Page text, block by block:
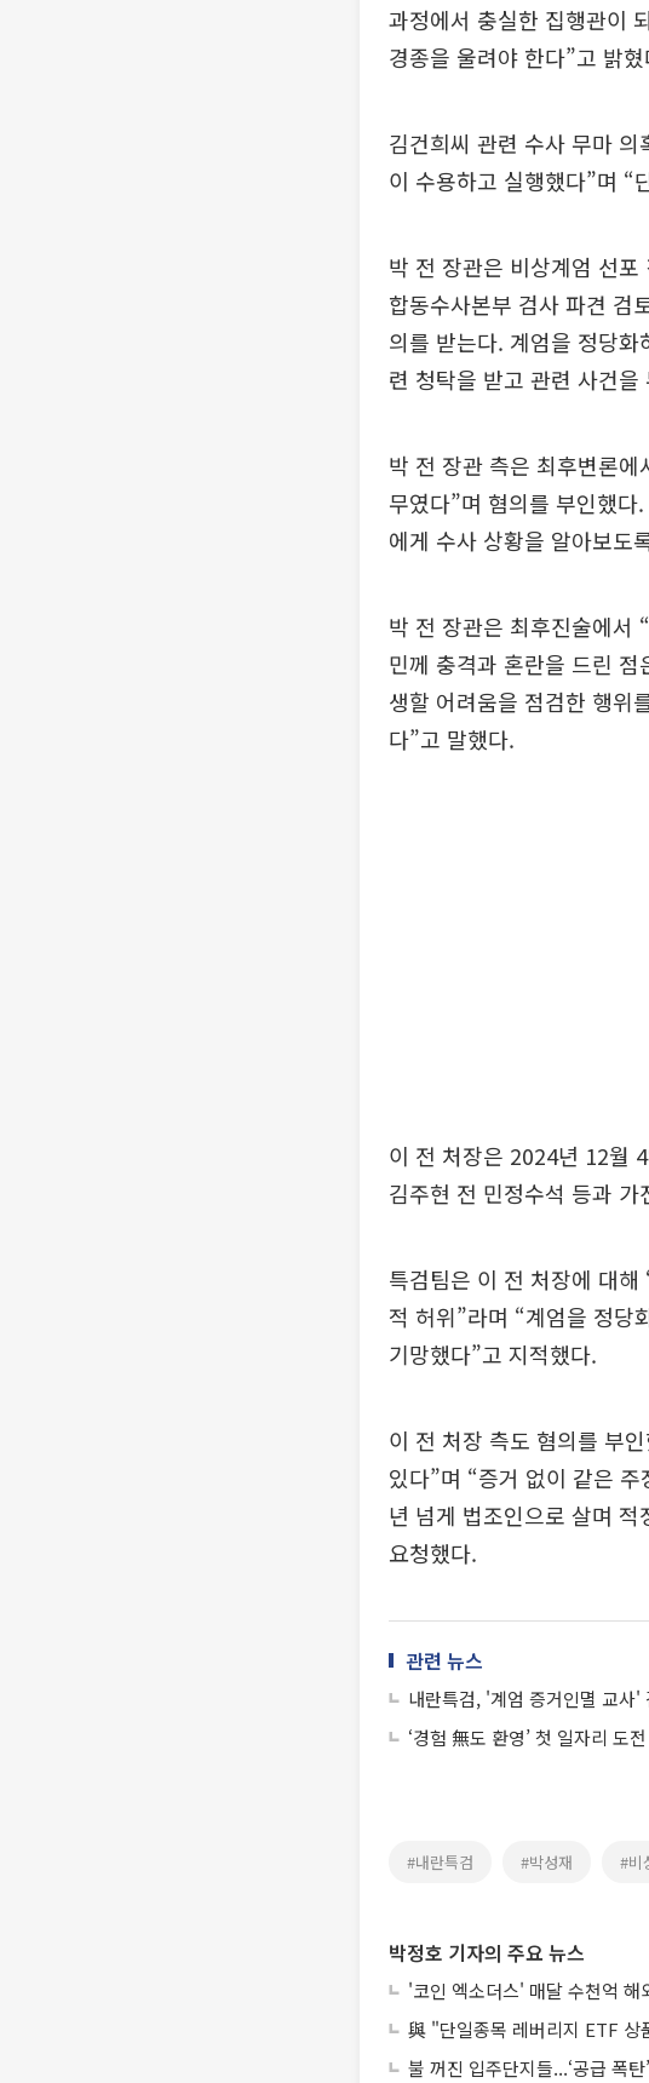
과정에서 충실한 집행관이
경종을 울려야 한다”고 밝
김건희씨 관련 수사 무마
이 수용하고 실행했다”며 “
박 전 장관은 비상계엄 선
합동수사본부 검사 파견 검
의를 받는다. 계엄을 정당
련 청탁을 받고 관련 사건
박 전 장관 측은 최후변론
무였다”며 혐의를 부인했
에게 수사 상황을 알아보도
박 전 장관은 최후진술에서
민께 충격과 혼란을 드린
생할 어려움을 점검한 행위
다”고 말했다.
이 전 처장은 2024년 12월
김주현 전 민정수석 등과
특검팀은 이 전 처장에 대
적 허위”라며 “계엄을 정당
기망했다”고 지적했다.
이 전 처장 측도 혐의를 부
있다”며 “증거 없이 같은
년 넘게 법조인으로 살며
요청했다.
관련 뉴스
내란특검, '계엄 증거인멸 교사'
‘경험 無도 환영’ 첫 일자리 도
#내란특검 #박성재 #비
박정호 기자의 주요 뉴스
'코인 엑소더스' 매달 수천억 해
與 "단일종목 레버리지 ETF
불 꺼진 입주단지들...‘공급 폭탄